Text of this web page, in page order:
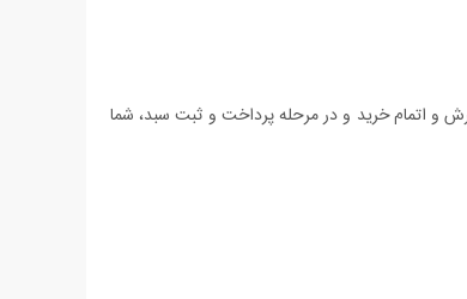
و اتمام خرید و در مرحله پرداخت و ثبت سبد، شما